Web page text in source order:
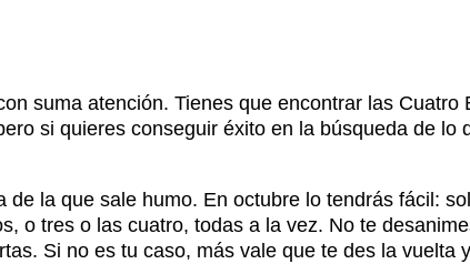
suma atención. Tienes que encontrar las Cuatro
si quieres conseguir éxito en la búsqueda de lo
la que sale humo. En octubre lo tendrás fácil:
o tres o las cuatro, todas a la vez. No te
Si no es tu caso, más vale que te des la vuelta